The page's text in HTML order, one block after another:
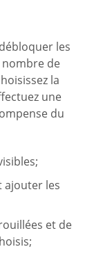
les
nombre de
la
une
du
ajouter les
et de